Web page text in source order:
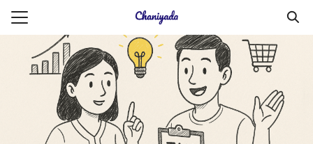
Skip
ยความเป็นส่วนตัว
ญชี (Accounting service)
ญชี (Accounting